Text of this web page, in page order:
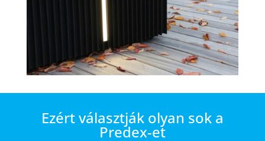
Ezért választják olyan sok a
Predex-et